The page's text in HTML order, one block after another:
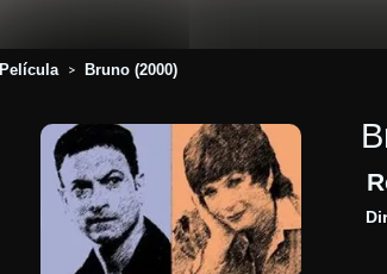
Película > Bruno (2000)